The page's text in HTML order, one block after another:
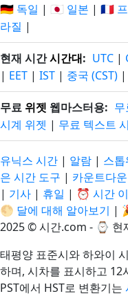
🇩🇪 독일 | 🇯🇵 일본 | 🇫🇷
라질 |
현재 시간시간대: UTC |
| EET | IST | 중국 (CST) |
무료 위젯 웹마스터용:
시계 위젯 | 무료 텍스트
유닉스 시간 | 알람 | 스톱
은 시간 도구 | 카운트다
| 기사 | 휴일 | ⏰ 시간
🌕 달에 대해 알아보기 |
2025 © 시간.com - ⌚ 현
태평양 표준시와 하와이
하며, 시차를 표시하고 12
PST에서 HST로 변환기는